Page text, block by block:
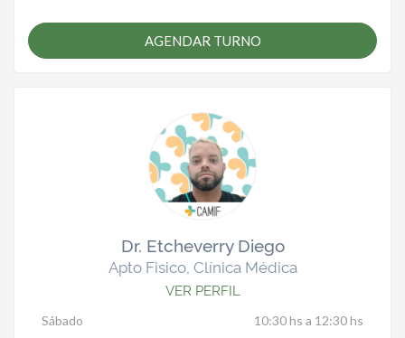
AGENDAR TURNO
Dr. Etcheverry Diego
Apto Fisico, Clínica Médica
VER PERFIL
Sábado 10:30 hs a 12:30 hs